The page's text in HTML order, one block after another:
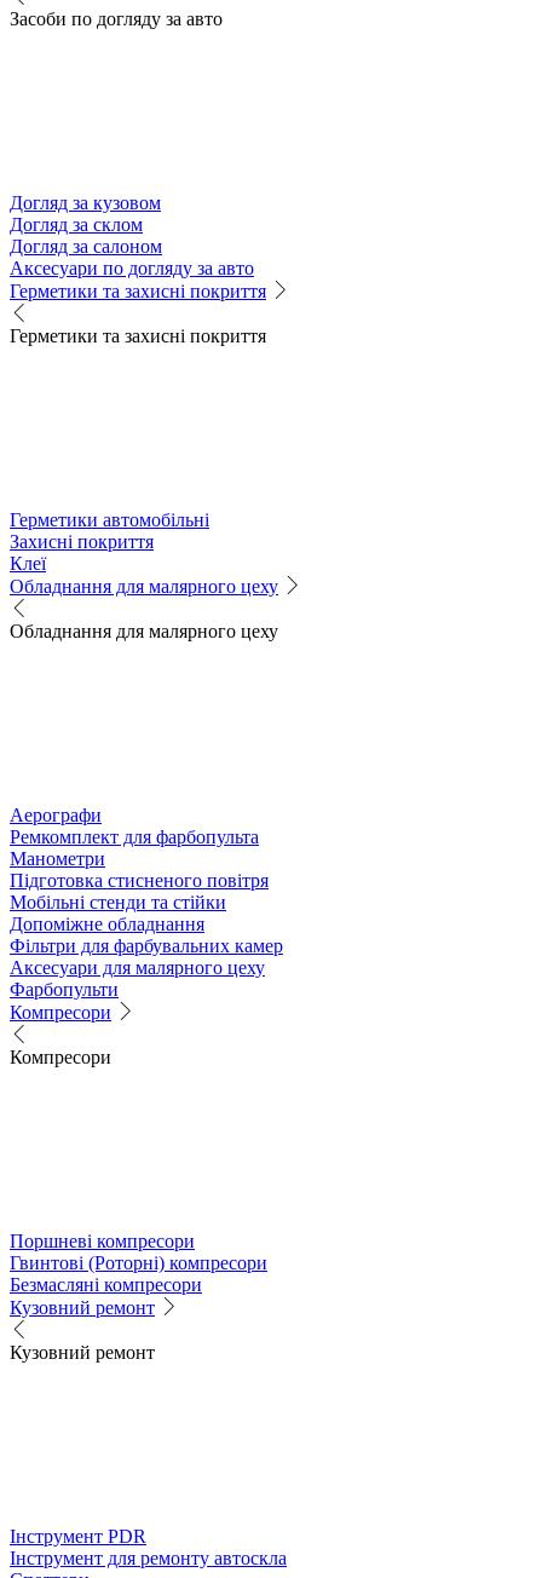
Засоби по догляду за авто
Догляд за кузовом
Догляд за склом
Догляд за салоном
Аксесуари по догляду за авто
Герметики та захисні покриття
Герметики та захисні покриття
Герметики автомобільні
Захисні покриття
Клеї
Обладнання для малярного цеху
Обладнання для малярного цеху
Аерографи
Ремкомплект для фарбопульта
Манометри
Підготовка стисненого повітря
Мобільні стенди та стійки
Допоміжне обладнання
Фільтри для фарбувальних камер
Аксесуари для малярного цеху
Фарбопульти
Компресори
Компресори
Поршневі компресори
Гвинтові (Роторні) компресори
Безмасляні компресори
Кузовний ремонт
Кузовний ремонт
Інструмент PDR
Інструмент для ремонту автоскла